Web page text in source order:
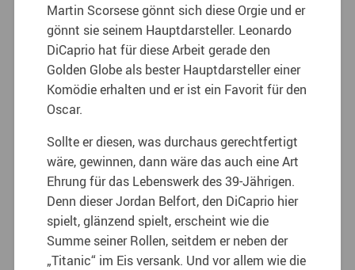
Martin Scorsese gönnt sich diese Orgie und er
gönnt sie seinem Hauptdarsteller. Leonardo
DiCaprio hat für diese Arbeit gerade den
Golden Globe als bester Hauptdarsteller einer
Komödie erhalten und er ist ein Favorit für den
Oscar.
Sollte er diesen, was durchaus gerechtfertigt
wäre, gewinnen, dann wäre das auch eine Art
Ehrung für das Lebenswerk des 39-Jährigen.
Denn dieser Jordan Belfort, den DiCaprio hier
spielt, glänzend spielt, erscheint wie die
Summe seiner Rollen, seitdem er neben der
„Titanic“ im Eis versank. Und vor allem wie die